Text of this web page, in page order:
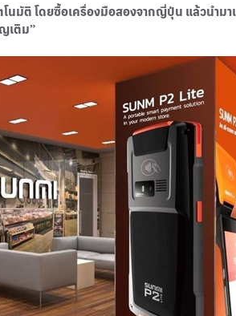
นมัติ โดยซื้อเครื่องมือสองจากญี่ปุ่น แล้วนำ
เติม”